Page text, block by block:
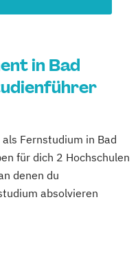
in Bad
Fernstudium in Bad
für dich 2 Hochschulen
denen du
absolvieren